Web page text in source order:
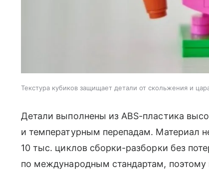
Текстура кубиков защищает детали от скольжения и
Детали выполнены из ABS-пластика
и температурным перепадам. Материал
10 тыс. циклов сборки-разборки без
по международным стандартам, поэтому